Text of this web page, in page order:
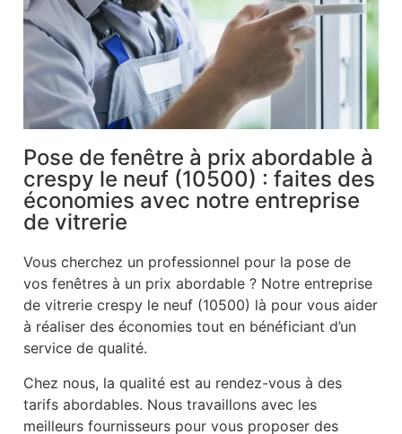
Pose de fenêtre à prix abordable à
crespy le neuf (10500) : faites des
économies avec notre entreprise
de vitrerie
Vous cherchez un professionnel pour la pose de
vos fenêtres à un prix abordable ? Notre entreprise
de vitrerie crespy le neuf (10500) là pour vous aider
à réaliser des économies tout en bénéficiant d’un
service de qualité.
Chez nous, la qualité est au rendez-vous à des
tarifs abordables. Nous travaillons avec les
meilleurs fournisseurs pour vous proposer des